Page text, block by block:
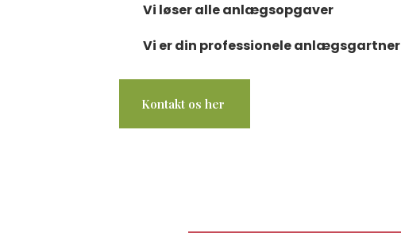
Vi løser alle anlægsopgaver
Vi er din professionele anlægsgartner
Kontakt os her ​